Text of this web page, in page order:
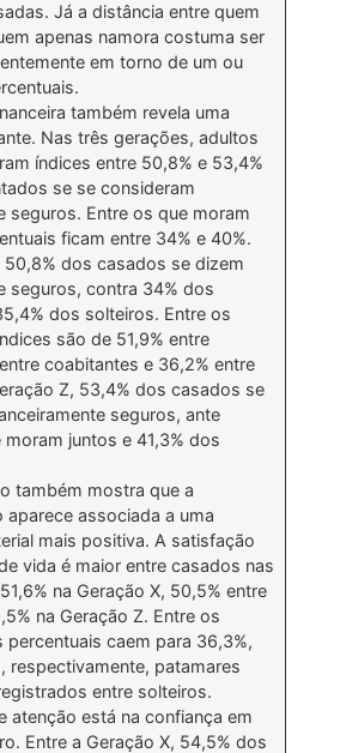
Já a distância entre quem
apenas namora costuma ser
em torno de um ou
também revela uma
Nas três gerações, adultos
índices entre 50,8% e 53,4%
se se consideram
seguros. Entre os que moram
ficam entre 34% e 40%.
50,8% dos casados se dizem
seguros, contra 34% dos
dos solteiros. Entre os
são de 51,9% entre
coabitantes e 36,2% entre
Z, 53,4% dos casados se
seguros, ante
juntos e 41,3% dos
também mostra que a
aparece associada a uma
mais positiva. A satisfação
vida é maior entre casados nas
na Geração X, 50,5% entre
na Geração Z. Entre os
caem para 36,3%,
respectivamente, patamares
entre solteiros.
atenção está na confiança em
Entre a Geração X, 54,5% dos